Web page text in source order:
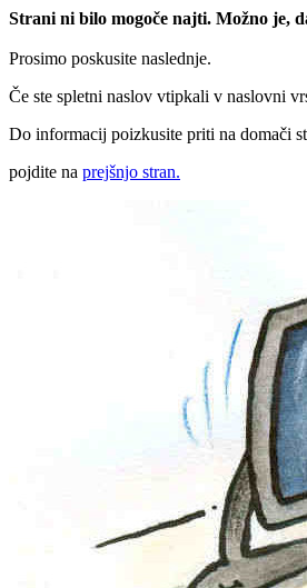
Strani ni bilo mogoče najti. Možno je,
Prosimo poskusite naslednje.
Če ste spletni naslov vtipkali v naslovni
Do informacij poizkusite priti na domači
pojdite na prejšnjo stran.